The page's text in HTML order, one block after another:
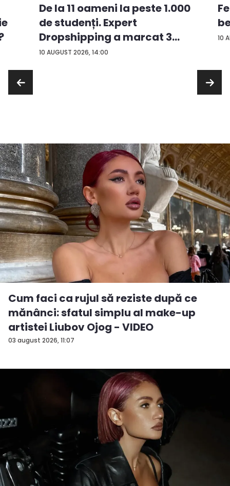
10 AUGUST 2026, 14:00
De la 11 oameni la peste 1.000
de studenți. Expert
Dropshipping a marcat 3
an...
10
03 august 2026, 11:07
Cum faci ca rujul să reziste după ce
mănânci: sfatul simplu al make-up
artistei Liubov Ojog - VIDEO